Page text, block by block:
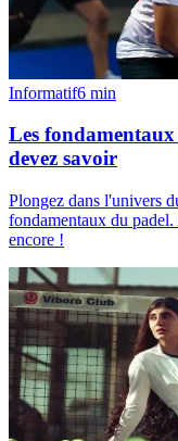
Informatif6 min
Les
devez savoir
Plongez dans l'univers
fondamentaux du
encore !